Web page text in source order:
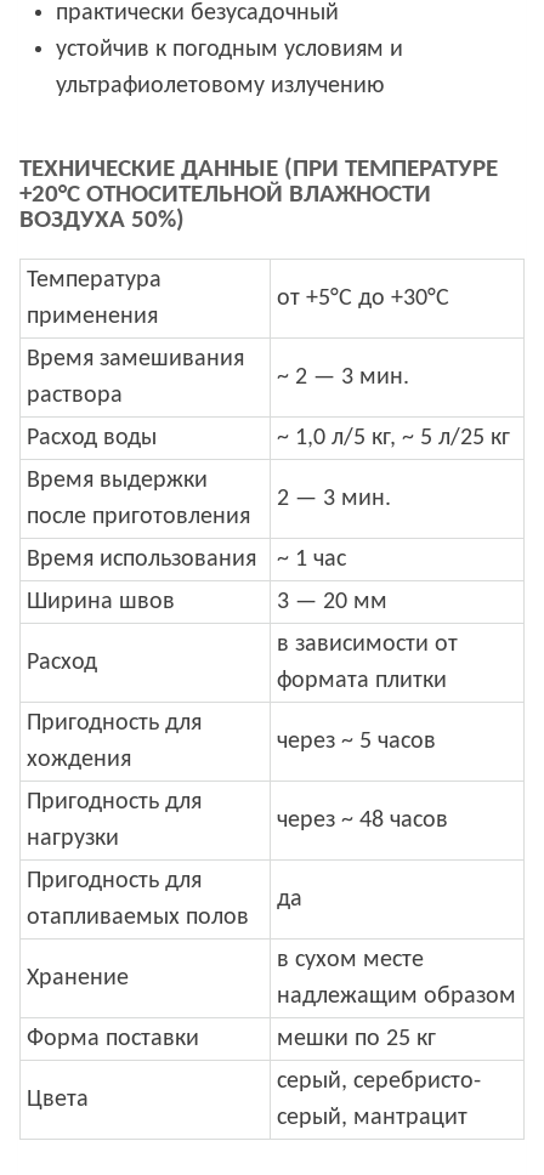
практически безусадочный
устойчив к погодным условиям и
ультрафиолетовому излучению
ТЕХНИЧЕСКИЕ ДАННЫЕ (ПРИ ТЕМПЕРАТУРЕ
+20°C ОТНОСИТЕЛЬНОЙ ВЛАЖНОСТИ
ВОЗДУХА 50%)
Температура
применения
от +5°С до +30°С
Время замешивания
раствора
~ 2 — 3 мин.
Расход воды
~ 1,0 л/5 кг, ~ 5 л/25 кг
Время выдержки
после приготовления
2 — 3 мин.
Время использования
~ 1 час
Ширина швов
3 — 20 мм
Расход
в зависимости от
формата плитки
Пригодность для
хождения
через ~ 5 часов
Пригодность для
нагрузки
через ~ 48 часов
Пригодность для
отапливаемых полов
да
Хранение
в сухом месте
надлежащим образом
Форма поставки
мешки по 25 кг
Цвета
серый, серебристо-
серый, мантрацит